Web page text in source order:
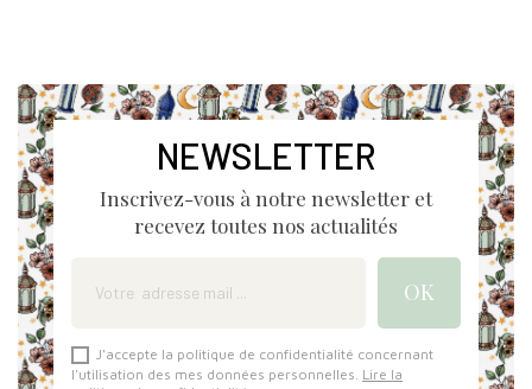
NEWSLETTER
Inscrivez-vous à notre newsletter et
recevez toutes nos actualités
J'accepte la politique de confidentialité concernant
l'utilisation des mes données personnelles. Lire la